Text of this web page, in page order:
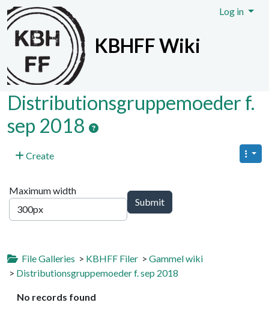
Site identity, navigation, etc.
KBHFF Wiki
Log in
Navigation and related
Distributionsgruppemoeder f.
sep 2018
Create
Maximum width
File Galleries > KBHFF Filer > Gammel wiki
> Distributionsgruppemoeder f. sep 2018
No records found